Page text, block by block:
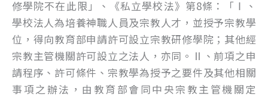
修學院不在此限」、《私立學校法》第8條：「Ⅰ、
學校法人為培養神職人員及宗教人才，並授予宗教學
位，得向教育部申請許可設立宗教研修學院；其他經
宗教主管機關許可設立之法人，亦同。Ⅱ、前項之申
請程序、許可條件、宗教學為授予之要件及其他相關
事項之辦法，由教育部會同中央宗教主管機關定